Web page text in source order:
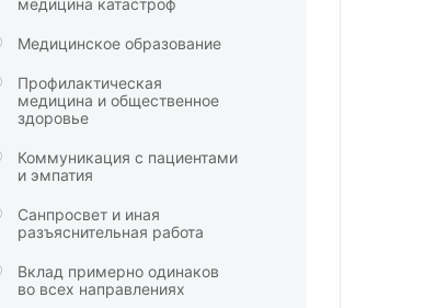
медицина катастроф
Медицинское образование
Профилактическая
медицина и общественное
здоровье
Коммуникация с пациентами
и эмпатия
Санпросвет и иная
разъяснительная работа
Вклад примерно одинаков
во всех направлениях